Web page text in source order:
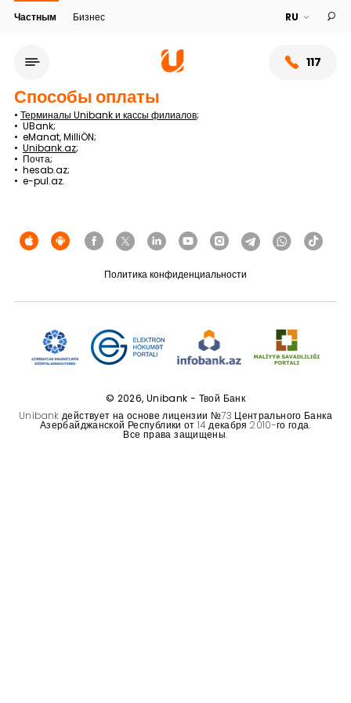
Частным Бизнес
117
Сеть обслуживания
Устойчивость
Кешбэк
Способы оплаты
• Терминалы Unibank и кассы филиалов;
• UBank;
• eManat, MilliÖN;
• Unibank.az;
• Почта;
• hesab.az;
• e-pul.az.
Политика конфиденциальности
© 2026, Unibank - Твой Банк
Unibank действует на основе лицензии №73 Центрального Банка
Азербайджанской Республики от 14 декабря 2010-го года.
Все права защищены.